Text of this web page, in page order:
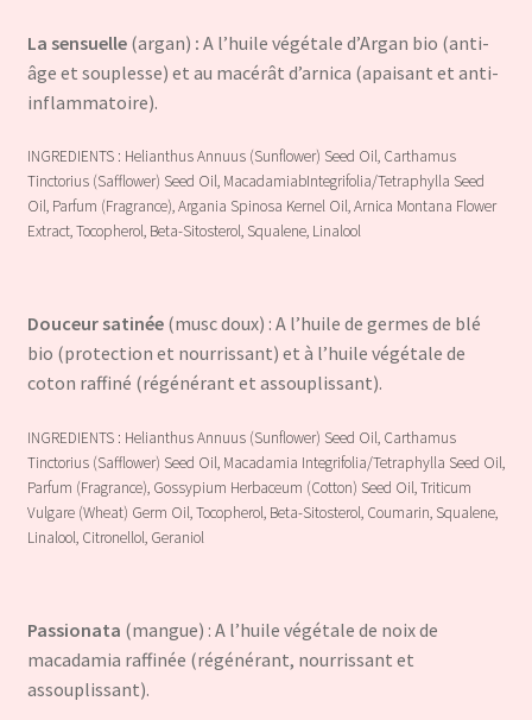
La sensuelle(argan) : A l’huile végétale d’Argan bio (anti-
âge et souplesse) et au macérât d’arnica (apaisant et anti-
inflammatoire).
INGREDIENTS : Helianthus Annuus (Sunflower) Seed Oil, Carthamus
Tinctorius (Safflower) Seed Oil, MacadamiabIntegrifolia/Tetraphylla Seed
Oil, Parfum (Fragrance), Argania Spinosa Kernel Oil, Arnica Montana Flower
Extract, Tocopherol, Beta-Sitosterol, Squalene, Linalool
Douceur satinée(musc doux) : A l’huile de germes de blé
bio (protection et nourrissant) et à l’huile végétale de
coton raffiné (régénérant et assouplissant).
INGREDIENTS : Helianthus Annuus (Sunflower) Seed Oil, Carthamus
Tinctorius (Safflower) Seed Oil, Macadamia Integrifolia/Tetraphylla Seed Oil,
Parfum (Fragrance), Gossypium Herbaceum (Cotton) Seed Oil, Triticum
Vulgare (Wheat) Germ Oil, Tocopherol, Beta-Sitosterol, Coumarin, Squalene,
Linalool, Citronellol, Geraniol
Passionata (mangue) : A l’huile végétale de noix de
macadamia raffinée (régénérant, nourrissant et
assouplissant).